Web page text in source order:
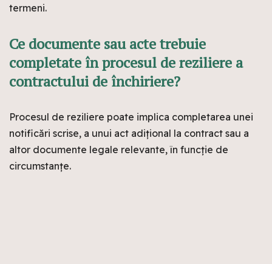
termeni.
Ce documente sau acte trebuie
completate în procesul de reziliere a
contractului de închiriere?
Procesul de reziliere poate implica completarea unei
notificări scrise, a unui act adițional la contract sau a
altor documente legale relevante, în funcție de
circumstanțe.